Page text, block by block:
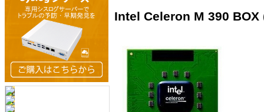
Intel Celeron M 390 BOX